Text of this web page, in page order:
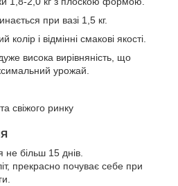
при вазі 1,5 кг.
і відмінні смакові якості.
висока вирівняність, що
урожай.
свіжого ринку
не більш 15 днів.
прекрасно почуває себе при